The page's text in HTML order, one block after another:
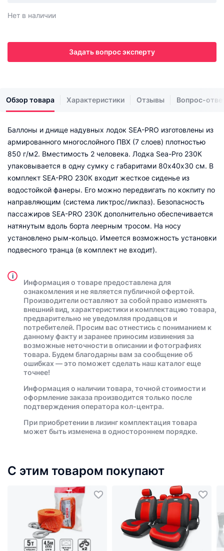
Нет в наличии
Задать вопрос эксперту
Обзор товара Характеристики Отзывы Вопрос-
Баллоны и днище надувных лодок SEA-PRO изготовлены из
армированного многослойного ПВХ (7 слоев) плотностью
850 г/м2. Вместимость 2 человека. Лодка Sea-Pro 230К
упаковывается в одну сумку с габаритами 80х40х30 см. В
комплект SEA-PRO 230К входит жесткое сиденье из
водостойкой фанеры. Его можно передвигать по кокпиту по
направляющим (система ликтрос/ликпаз). Безопасность
пассажиров SEA-PRO 230К дополнительно обеспечивается
натянутым вдоль борта леерным тросом. На носу
установлено рым-кольцо. Имеется возможность установки
подвесного транца (в комплект не входит).
i
Информация о товаре предоставлена для
ознакомления и не является публичной офертой.
Производители оставляют за собой право изменять
внешний вид, характеристики и комплектацию товара,
предварительно не уведомляя продавцов и
потребителей. Просим вас отнестись с пониманием к
данному факту и заранее приносим извинения за
возможные неточности в описании и фотографиях
товара. Будем благодарны вам за сообщение об
ошибках — это поможет сделать наш каталог еще
точнее!
Информация о наличии товара, точной стоимости и
оформление заказа производится только после
подтверждения оператора кол-центра.
При приобретении в лизинг комплектация товара
может быть изменена в одностороннем порядке.
С этим товаром покупают